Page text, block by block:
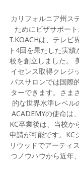
カリフォルニア州ス
ためにビザサポー
T.KOACHは、テレビ
ト4回を果たした実
校を創立しました。
イセンス取得クレジ
パスサロンでは国際
ターできます。さま
的な世界水準レベル
ACADEMYの使命は
KC卒業後は、当校か
申請が可能です。KC
リウッドでアーティ
つノウハウから近年